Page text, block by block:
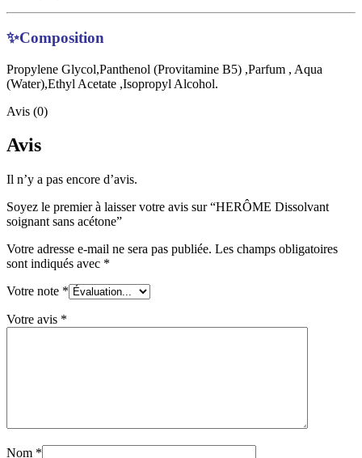
✨Composition
Propylene Glycol,Panthenol (Provitamine B5) ,Parfum , Aqua
(Water),Ethyl Acetate ,Isopropyl Alcohol.
Avis (0)
Avis
Il n’y a pas encore d’avis.
Soyez le premier à laisser votre avis sur “HERÔME Dissolvant
soignant sans acétone”
Votre adresse e-mail ne sera pas publiée. Les champs obligatoires
sont indiqués avec *
Votre note *
Votre avis *
Nom *